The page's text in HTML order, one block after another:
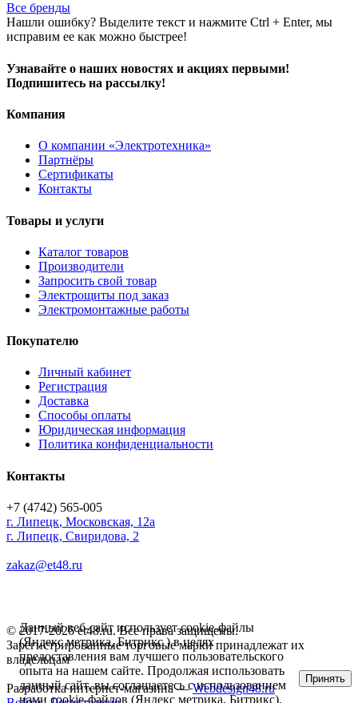
Все бренды
Нашли ошибку? Выделите текст и нажмите Ctrl + Enter, мы
исправим ее как можно быстрее!
Узнавайте о наших новостях и акциях первыми!
Подпишитесь на рассылку!
Компания
О компании «Электротехника»
Партнёры
Сертификаты
Контакты
Товары и услуги
Каталог товаров
Производители
Запросить свой товар
Электрощиты под заказ
Электромонтажные работы
Покупателю
Личный кабинет
Регистрация
Доставка
Способы оплаты
Юридическая информация
Политика конфиденциальности
Контакты
+7 (4742) 565-005
г. Липецк, Московская, 12а
г. Липецк, Свиридова, 2
zakaz@et48.ru
© 2017-2026 et48.ru. Все права защищены.
Зарегистрированные торговые марки принадлежат их
владельцам
Разработка интернет-магазина —Webdesign48.ru
Данный веб-сайт использует cookie-файлы
(Яндекс метрика, Битрикс ) в целях
предоставления вам лучшего пользовательского
опыта на нашем сайте. Продолжая использовать
данный сайт, вы соглашаетесь с использованием
нами cookie-файлов (Яндекс метрика, Битрикс).
Принять